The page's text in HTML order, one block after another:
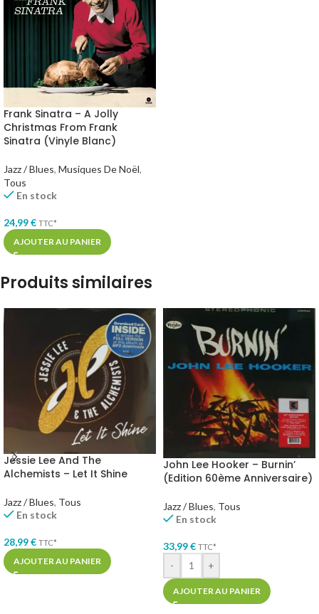
Frank Sinatra – A Jolly
Christmas From Frank
Sinatra (Vinyle Blanc)
Jazz / Blues, Musiques De Noël,
Tous
En stock
24,99€ TTC*
AJOUTER AU PANIER
Produits similaires
Jessie Lee And The
Alchemists – Let It Shine
Jazz / Blues, Tous
En stock
28,99€ TTC*
AJOUTER AU PANIER
John Lee Hooker – Burnin’
(Edition 60ème Anniversaire)
Jazz / Blues, Tous
En stock
33,99€ TTC*
- +
AJOUTER AU PANIER